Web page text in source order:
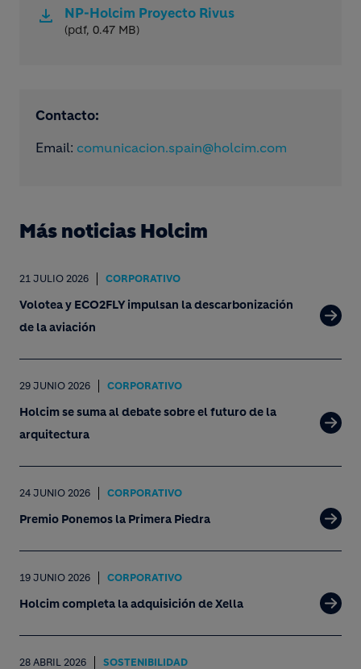
NP-Holcim Proyecto Rivus
(pdf, 0.47 MB)
Contacto:
Email: comunicacion.spain@holcim.com
Más noticias Holcim
21 JULIO 2026 CORPORATIVO
Volotea y ECO2FLY impulsan la descarbonización
de la aviación
29 JUNIO 2026 CORPORATIVO
Holcim se suma al debate sobre el futuro de la
arquitectura
24 JUNIO 2026 CORPORATIVO
Premio Ponemos la Primera Piedra
19 JUNIO 2026 CORPORATIVO
Holcim completa la adquisición de Xella
28 ABRIL 2026 SOSTENIBILIDAD